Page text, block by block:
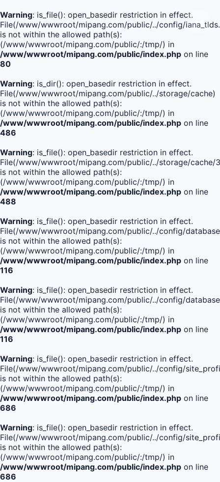
Warning: is_file(): open_basedir restriction in effect.
File(/www/wwwroot/mipang.com/public/../config/
is not within the allowed path(s):
(/www/wwwroot/mipang.com/public/:/tmp/) in
/www/wwwroot/mipang.com/public/index.php on line
80
Warning: is_dir(): open_basedir restriction in effect.
File(/www/wwwroot/mipang.com/public/../storage/cache)
is not within the allowed path(s):
(/www/wwwroot/mipang.com/public/:/tmp/) in
/www/wwwroot/mipang.com/public/index.php on line
486
Warning: is_file(): open_basedir restriction in effect.
File(/www/wwwroot/mipang.com/public/../storage/
is not within the allowed path(s):
(/www/wwwroot/mipang.com/public/:/tmp/) in
/www/wwwroot/mipang.com/public/index.php on line
488
Warning: is_file(): open_basedir restriction in effect.
File(/www/wwwroot/mipang.com/public/../config/
is not within the allowed path(s):
(/www/wwwroot/mipang.com/public/:/tmp/) in
/www/wwwroot/mipang.com/public/index.php on line
116
Warning: is_file(): open_basedir restriction in effect.
File(/www/wwwroot/mipang.com/public/../config/
is not within the allowed path(s):
(/www/wwwroot/mipang.com/public/:/tmp/) in
/www/wwwroot/mipang.com/public/index.php on line
116
Warning: is_file(): open_basedir restriction in effect.
File(/www/wwwroot/mipang.com/public/../config/
is not within the allowed path(s):
(/www/wwwroot/mipang.com/public/:/tmp/) in
/www/wwwroot/mipang.com/public/index.php on line
686
Warning: is_file(): open_basedir restriction in effect.
File(/www/wwwroot/mipang.com/public/../config/
is not within the allowed path(s):
(/www/wwwroot/mipang.com/public/:/tmp/) in
/www/wwwroot/mipang.com/public/index.php on line
686